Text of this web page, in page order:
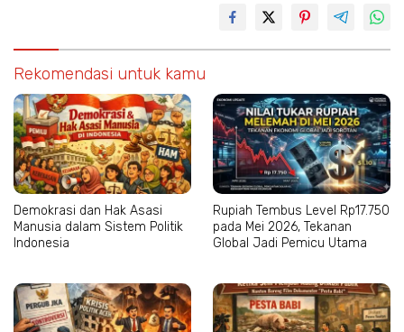
Rekomendasi untuk kamu
Demokrasi dan Hak Asasi
Manusia dalam Sistem Politik
Indonesia
Rupiah Tembus Level Rp17.750
pada Mei 2026, Tekanan
Global Jadi Pemicu Utama